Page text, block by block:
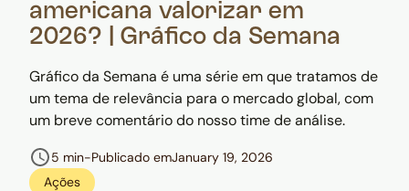
americana valorizar em
2026? | Gráfico da Semana
Gráfico da Semana é uma série em que tratamos de
um tema de relevância para o mercado global, com
um breve comentário do nosso time de análise.
5 min-Publicado emJanuary 19, 2026
Ações